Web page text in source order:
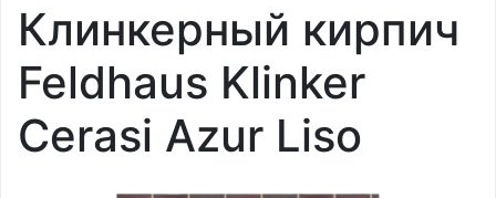
Клинкерный кирпич
Feldhaus Klinker
Cerasi Azur Liso